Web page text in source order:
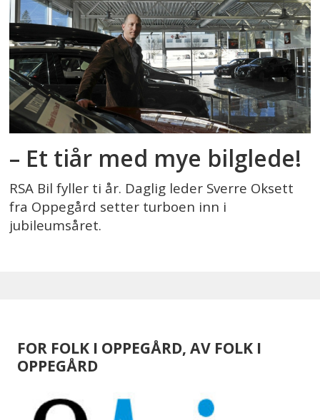
– Et tiår med mye bilglede!
RSA Bil fyller ti år. Daglig leder Sverre Oksett
fra Oppegård setter turboen inn i
jubileumsåret.
FOR FOLK I OPPEGÅRD, AV FOLK I
OPPEGÅRD